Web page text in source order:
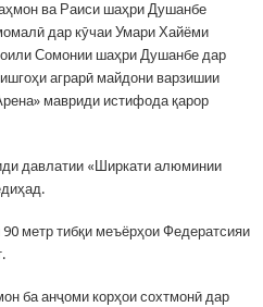
ва Раиси шаҳри Душанбе
дар кӯчаи Умари Хайёми
Сомонии шаҳри Душанбе дар
аграрӣ майдони варзишии
мавриди истифода қарор
давлатии «Ширкати алюминии
метр тибқи меъёрҳои Федератсияи
ба анҷоми корҳои сохтмонӣ дар